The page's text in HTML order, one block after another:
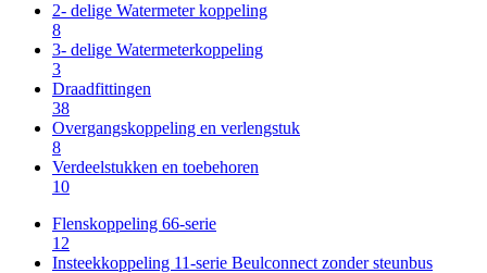
2- delige Watermeter koppeling
8
3- delige Watermeterkoppeling
3
Draadfittingen
38
Overgangskoppeling en verlengstuk
8
Verdeelstukken en toebehoren
10
Flenskoppeling 66-serie
12
Insteekkoppeling 11-serie Beulconnect zonder steunbus